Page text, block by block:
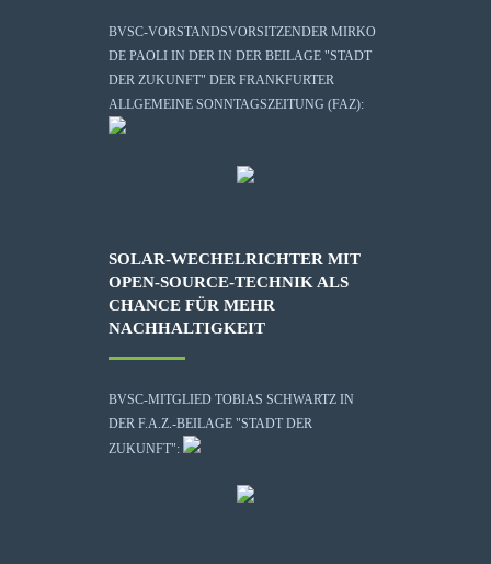
BVSC-VORSTANDSVORSITZENDER MIRKO
DE PAOLI IN DER IN DER BEILAGE "STADT
DER ZUKUNFT" DER FRANKFURTER
ALLGEMEINE SONNTAGSZEITUNG (FAZ):
SOLAR-WECHELRICHTER MIT
OPEN-SOURCE-TECHNIK ALS
CHANCE FÜR MEHR
NACHHALTIGKEIT
BVSC-MITGLIED TOBIAS SCHWARTZ IN
DER F.A.Z.-BEILAGE "STADT DER
ZUKUNFT":